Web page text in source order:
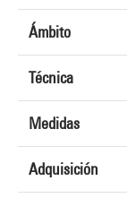
Ámbito
Técnica
Medidas
Adquisición